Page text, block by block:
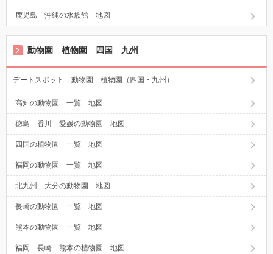
鹿児島 沖縄の水族館 地図
動物園 植物園 四国 九州
デートスポット 動物園 植物園（四国・九州）
高知の動物園 一覧 地図
徳島 香川 愛媛の動物園 地図
四国の植物園 一覧 地図
福岡の動物園 一覧 地図
北九州 大分の動物園 地図
長崎の動物園 一覧 地図
熊本の動物園 一覧 地図
福岡 長崎 熊本の植物園 地図